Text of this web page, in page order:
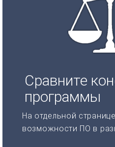
Сравните
программы
На отдельной
возможности ПО в